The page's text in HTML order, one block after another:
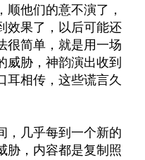
他们的意不演了，
效果了，以后可能还
很简单，就是用一场
威胁，神韵演出收到
耳相传，这些谎言久
，几乎每到一个新的
胁，内容都是复制照